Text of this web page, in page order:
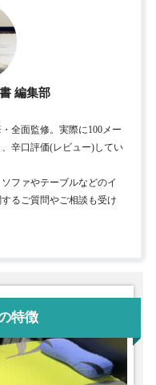
編集部
全面監修。実際に100メー
辛口評価(レビュー)してい
ファやテーブルなどのイ
るご質問やご相談も受け
特徴